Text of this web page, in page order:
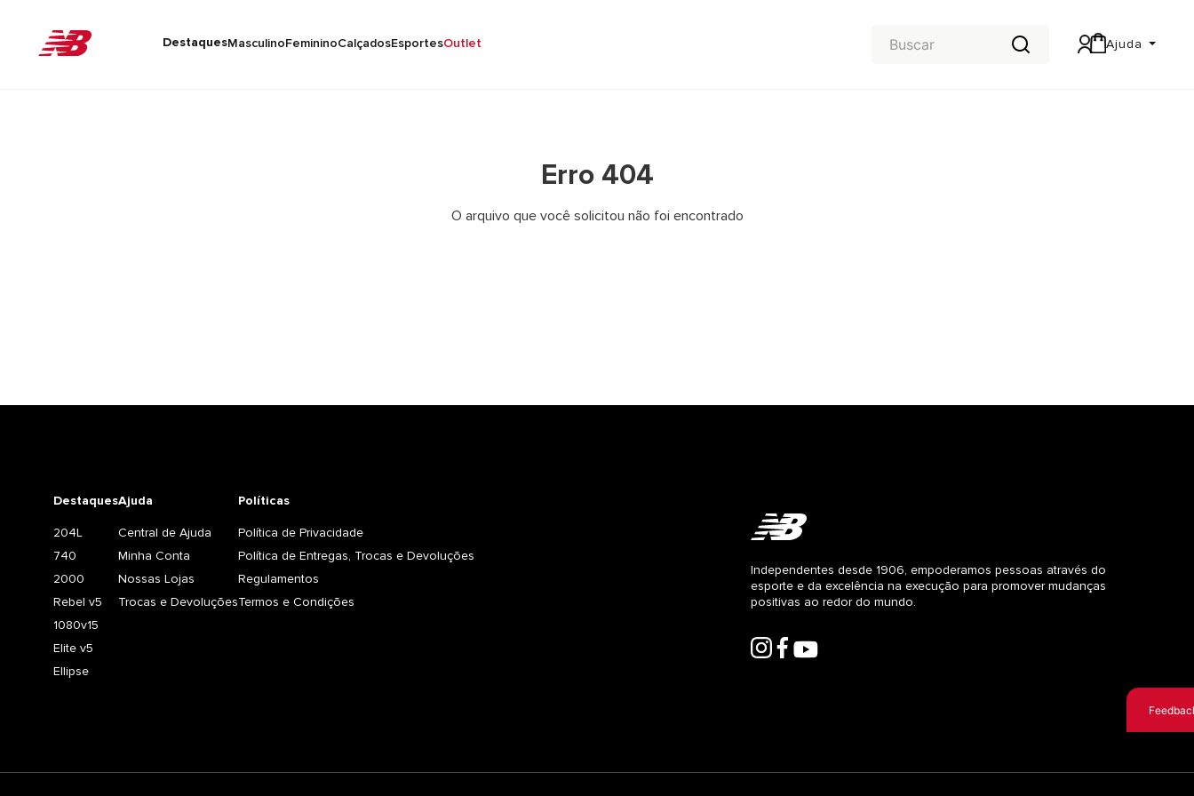
DestaquesMasculinoFemininoCalçadosEsportesOutlet Ajuda
Erro 404
O arquivo que você solicitou não foi encontrado
Destaques
204L
740
2000
Rebel v5
1080v15
Elite v5
Ellipse
Ajuda
Central de Ajuda
Minha Conta
Nossas Lojas
Trocas e Devoluções
Políticas
Política de Privacidade
Política de Entregas, Trocas e Devoluções
Regulamentos
Termos e Condições
Independentes desde 1906, empoderamos pessoas através do
esporte e da excelência na execução para promover mudanças
positivas ao redor do mundo.